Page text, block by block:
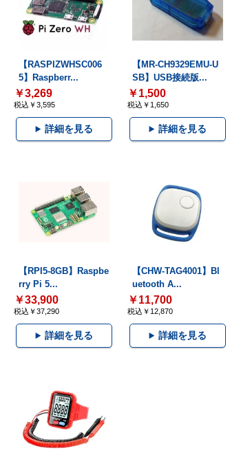
【RASPIZWHSC006
5】Raspberr...
￥3,269
税込￥3,595
詳細を見る
【MR-CH9329EMU-U
SB】USB接続版...
￥1,500
税込￥1,650
詳細を見る
【RPI5-8GB】Raspbe
rry Pi 5...
￥33,900
税込￥37,290
詳細を見る
【CHW-TAG4001】Bl
uetooth A...
￥11,700
税込￥12,870
詳細を見る